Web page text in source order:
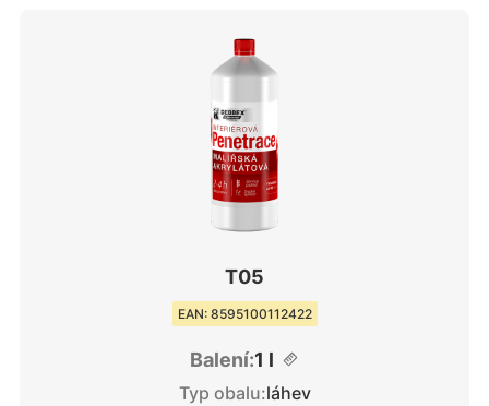
T05
EAN: 8595100112422
Balení:1 l
Typ obalu:láhev